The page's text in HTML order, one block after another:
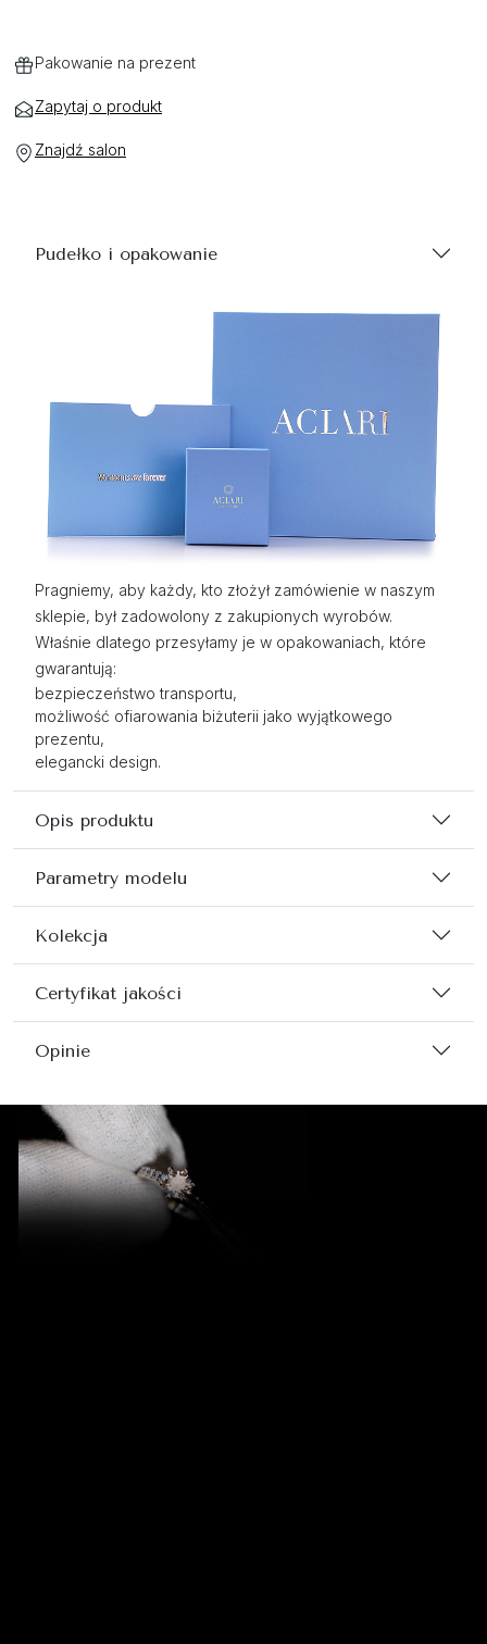
Pakowanie na prezent
Zapytaj o produkt
Znajdź salon
Pudełko i opakowanie
Pragniemy, aby każdy, kto złożył zamówienie w naszym
sklepie, był zadowolony z zakupionych wyrobów.
Właśnie dlatego przesyłamy je w opakowaniach, które
gwarantują:
bezpieczeństwo transportu,
możliwość ofiarowania biżuterii jako wyjątkowego
prezentu,
elegancki design.
Opis produktu
Parametry modelu
Kolekcja
Certyfikat jakości
Opinie